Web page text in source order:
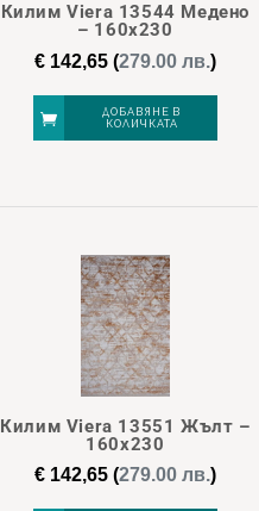
Килим Viera 13544 Медено
– 160х230
€142,65(279.00 лв.)
ДОБАВЯНЕ В
КОЛИЧКАТА
Килим Viera 13551 Жълт –
160х230
€142,65(279.00 лв.)